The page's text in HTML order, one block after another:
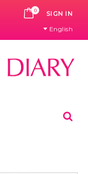
0 CART
SIGN IN
English